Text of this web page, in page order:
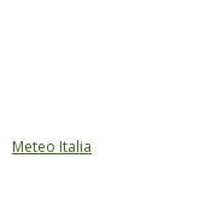
Meteo Italia